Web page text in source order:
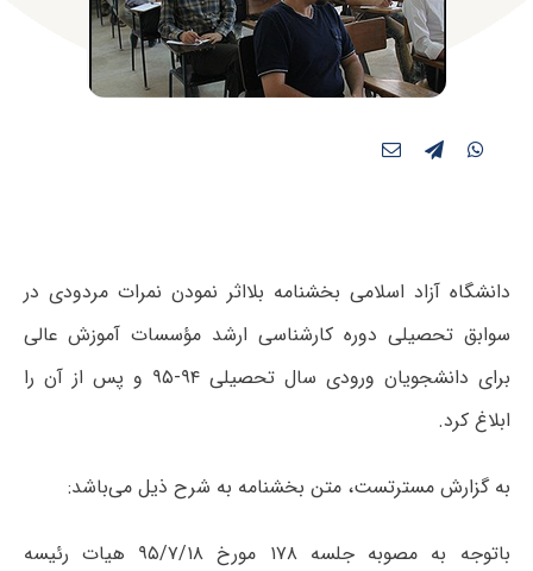
دانشگاه آزاد اسلامی بخشنامه بلااثر نمودن نمرات مردودی در
سوابق تحصیلی دوره کارشناسی ارشد مؤسسات آموزش عالی
برای دانشجویان ورودی سال تحصیلی ۹۴-۹۵ و پس از آن را
ابلاغ کرد.
به گزارش مسترتست، متن بخشنامه به شرح ذیل می‌باشد:
باتوجه به مصوبه جلسه ۱۷۸ مورخ ۹۵/۷/۱۸ هیات رئیسه